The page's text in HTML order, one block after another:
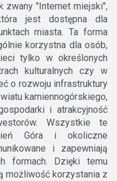
zwany "Internet miejski",
jest dostępna dla
miasta. Ta forma
korzystna dla osób,
tylko w określonych
kulturalnych czy w
o rozwoju infrastruktury
kamiennogórskiego,
i atrakcyjność
Wszystkie te
Góra i okoliczne
i zapewniają
formach. Dzięki temu
możliwość korzystania z